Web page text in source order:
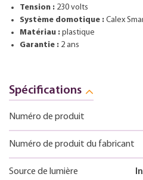
Tension : 230 volts
Système domotique : Calex
Matériau : plastique
Garantie : 2 ans
Spécifications
Numéro de produit
Numéro de produit du fabricant
Source de lumière